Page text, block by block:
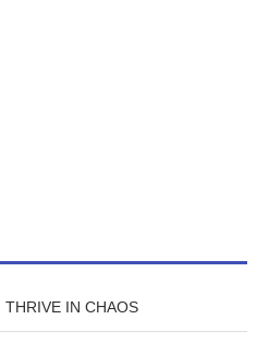
THRIVE IN CHAOS